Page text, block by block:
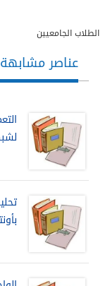
الطلاب الجامعيين
عناصر مشابهة